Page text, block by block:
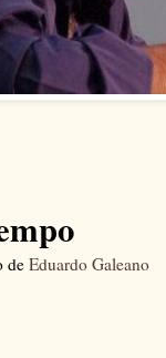
de Eduardo Galeano